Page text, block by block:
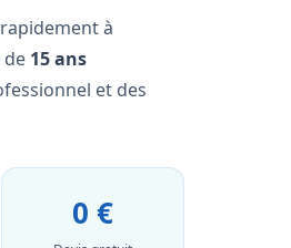
à
de 15 ans
et des
0 €